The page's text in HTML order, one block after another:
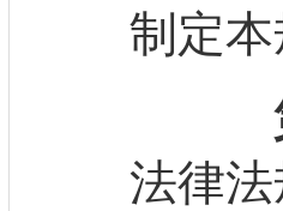
制定本
法律